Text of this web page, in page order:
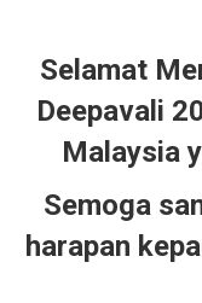
Selamat
Deepavali
Malaysia
Semoga
harapan